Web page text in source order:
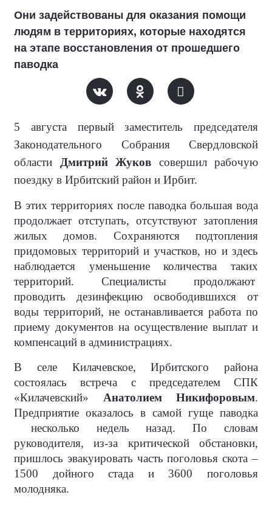
Они задействованы для оказания помощи
людям в территориях, которые находятся
на этапе восстановления от прошедшего
паводка
5 августа первый заместитель председателя
Законодательного Собрания Свердловской
области
Дмитрий Жуков совершил рабочую
поездку в Ирбитский район и Ирбит.
В этих территориях после паводка большая вода
продолжает отступать, отсутствуют затопления
жилых домов. Сохраняются подтопления
придомовых территорий и участков, но и здесь
наблюдается уменьшение количества таких
территорий. Специалисты продолжают
проводить дезинфекцию освободившихся от
воды территорий, не останавливается работа по
приему документов на осуществление выплат и
компенсаций в администрациях.
В селе Килачевское, Ирбитского района
состоялась встреча с председателем СПК
«Килачевский» Анатолием Никифоровым.
Предприятие оказалось в самой гуще паводка
несколько недель назад. По словам
руководителя, из-за критической обстановки,
пришлось эвакуировать часть поголовья скота –
1500 дойного стада и 3600 поголовья
молодняка.